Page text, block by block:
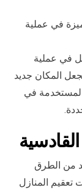
في عملية
في عملية
المكان جديد
في
من الطرق
تعقيم المنازل